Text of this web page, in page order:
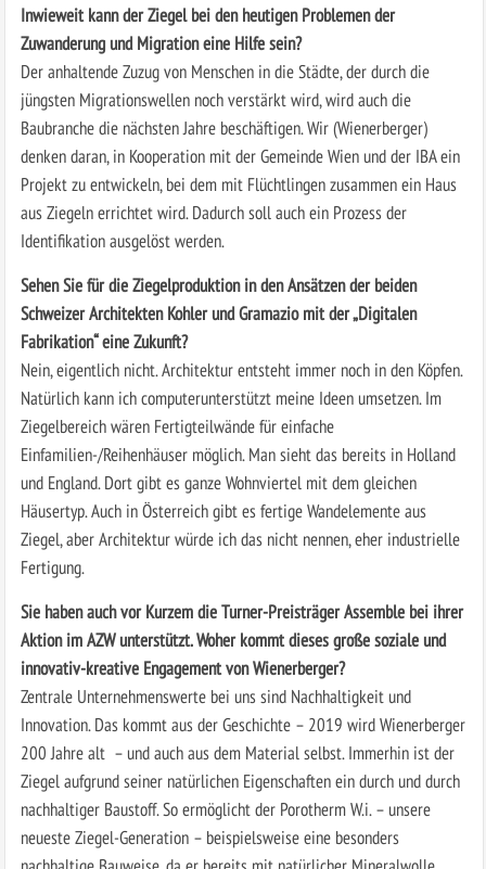
Inwieweit kann der Ziegel bei den heutigen Problemen der
Zuwanderung und Migration eine Hilfe sein?
Der anhaltende Zuzug von Menschen in die Städte, der durch die
jüngsten Migrationswellen noch verstärkt wird, wird auch die
Baubranche die nächsten Jahre beschäftigen. Wir (Wienerberger)
denken daran, in Kooperation mit der Gemeinde Wien und der IBA ein
Projekt zu entwickeln, bei dem mit Flüchtlingen zusammen ein Haus
aus Ziegeln errichtet wird. Dadurch soll auch ein Prozess der
Identifikation ausgelöst werden.
Sehen Sie für die Ziegelproduktion in den Ansätzen der beiden
Schweizer Architekten Kohler und Gramazio mit der „Digitalen
Fabrikation“ eine Zukunft?
Nein, eigentlich nicht. Architektur entsteht immer noch in den Köpfen.
Natürlich kann ich computerunterstützt meine Ideen umsetzen. Im
Ziegelbereich wären Fertigteilwände für einfache
Einfamilien-/Reihenhäuser möglich. Man sieht das bereits in Holland
und England. Dort gibt es ganze Wohnviertel mit dem gleichen
Häusertyp. Auch in Österreich gibt es fertige Wandelemente aus
Ziegel, aber Architektur würde ich das nicht nennen, eher industrielle
Fertigung.
Sie haben auch vor Kurzem die Turner-Preisträger Assemble bei ihrer
Aktion im AZW unterstützt. Woher kommt dieses große soziale und
innovativ-kreative Engagement von Wienerberger?
Zentrale Unternehmenswerte bei uns sind Nachhaltigkeit und
Innovation. Das kommt aus der Geschichte – 2019 wird Wienerberger
200 Jahre alt – und auch aus dem Material selbst. Immerhin ist der
Ziegel aufgrund seiner natürlichen Eigenschaften ein durch und durch
nachhaltiger Baustoff. So ermöglicht der Porotherm W.i. – unsere
neueste Ziegel-Generation – beispielsweise eine besonders